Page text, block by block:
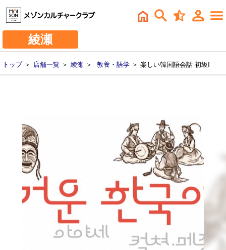
綾瀬
トップ＞ 店舗一覧 ＞ 綾瀬 ＞ 教養・語学 ＞ 楽しい韓国語会話 初級Ⅰ